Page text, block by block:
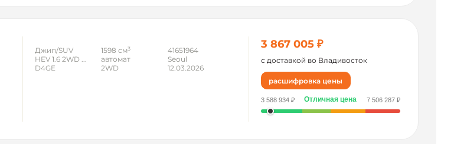
Джип/SUV
HEV 1.6 2WD ...
D4GE
1598 см3
автомат
2WD
41651964
Seoul
12.03.2026
3 867 005 ₽
с доставкой во Владивосток
расшифровка цены
3 588 934 ₽ Отличная цена 7 506 287 ₽